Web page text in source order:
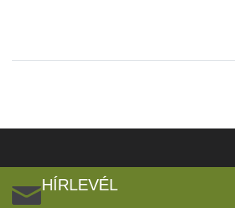
HÍRLEVÉL